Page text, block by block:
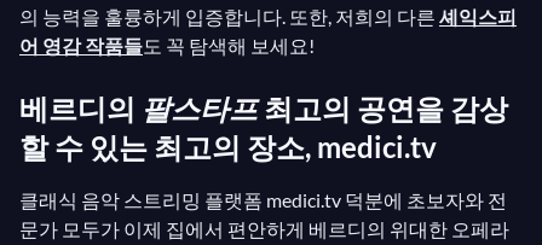
의 능력을 훌륭하게 입증합니다. 또한, 저희의 다른 셰익스피
어 영감 작품들도 꼭 탐색해 보세요!
베르디의 팔스타프최고의 공연을 감상
할 수 있는 최고의 장소, medici.tv
클래식 음악 스트리밍 플랫폼 medici.tv 덕분에 초보자와 전
문가 모두가 이제 집에서 편안하게 베르디의 위대한 오페라